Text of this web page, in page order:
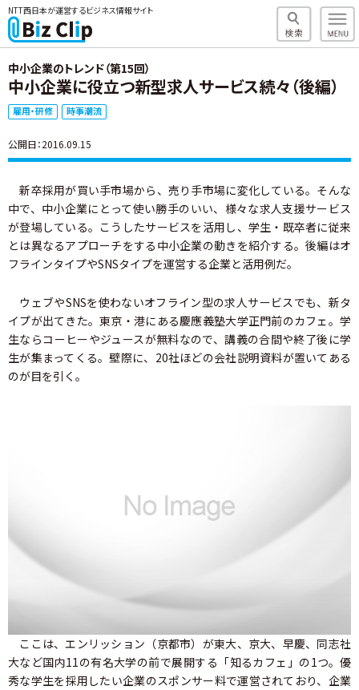
NTT西日本が運営するビジネス情報サイト
中小企業のトレンド（第15回）
中小企業に役立つ新型求人サービス続々（後編）
雇用・研修 時事潮流
公開日：2016.09.15
新卒採用が買い手市場から、売り手市場に変化している。そんな
中で、中小企業にとって使い勝手のいい、様々な求人支援サービス
が登場している。こうしたサービスを活用し、学生・既卒者に従来
とは異なるアプローチをする中小企業の動きを紹介する。後編はオ
フラインタイプやSNSタイプを運営する企業と活用例だ。
ウェブやSNSを使わないオフライン型の求人サービスでも、新タ
イプが出てきた。東京・港にある慶應義塾大学正門前のカフェ。学
生ならコーヒーやジュースが無料なので、講義の合間や終了後に学
生が集まってくる。壁際に、20社ほどの会社説明資料が置いてある
のが目を引く。
ここは、エンリッション（京都市）が東大、京大、早慶、同志社
大など国内11の有名大学の前で展開する「知るカフェ」の1つ。優
秀な学生を採用したい企業のスポンサー料で運営されており、企業